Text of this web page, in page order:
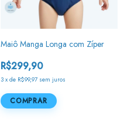
Maiô Manga Longa com Zíper
R$299,90
3 x de R$99,97 sem juros
COMPRAR